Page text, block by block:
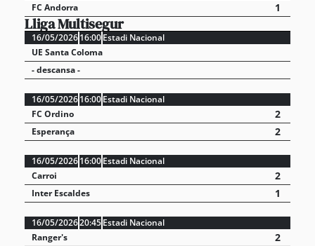
FC Andorra 1
Lliga Multisegur
16/05/202616:00Estadi Nacional
UE Santa Coloma
- descansa -
16/05/202616:00Estadi Nacional
FC Ordino
2
Esperança 2
16/05/202616:00Estadi Nacional
Carroi
2
Inter Escaldes 1
16/05/202620:45Estadi Nacional
Ranger's
2